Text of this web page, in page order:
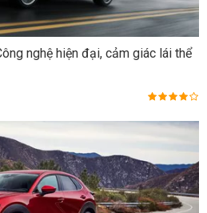
nghệ hiện đại, cảm giác lái thể